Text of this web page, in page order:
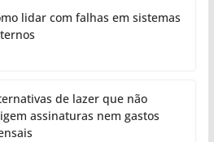
lidar com falhas em sistemas
de lazer que não
assinaturas nem gastos